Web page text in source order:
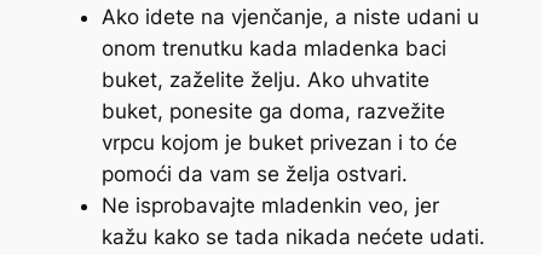
Ako idete na vjenčanje, a niste udani u
onom trenutku kada mladenka baci
buket, zaželite želju. Ako uhvatite
buket, ponesite ga doma, razvežite
vrpcu kojom je buket privezan i to će
pomoći da vam se želja ostvari.
Ne isprobavajte mladenkin veo, jer
kažu kako se tada nikada nećete udati.